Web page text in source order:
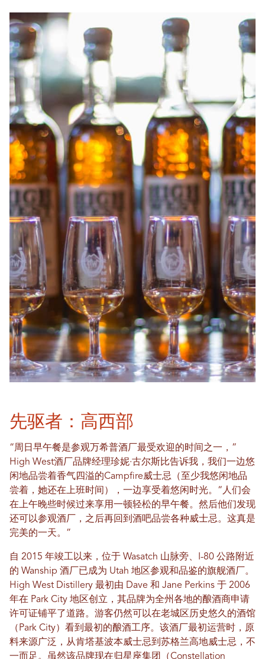
先驱者：高西部
“周日早午餐是参观万希普酒厂最受欢迎的时间之一，”
High West酒厂品牌经理珍妮·古尔斯比告诉我，我们一边悠
闲地品尝着香气四溢的Campfire威士忌（至少我悠闲地品
尝着，她还在上班时间），一边享受着悠闲时光。“人们会
在上午晚些时候过来享用一顿轻松的早午餐。然后他们发现
还可以参观酒厂，之后再回到酒吧品尝各种威士忌。这真是
完美的一天。”
自 2015 年竣工以来，位于 Wasatch 山脉旁、I-80 公路附近
的 Wanship 酒厂已成为 Utah 地区参观和品鉴的旗舰酒厂。
High West Distillery 最初由 Dave 和 Jane Perkins 于 2006
年在 Park City 地区创立，其品牌为全州各地的酿酒商申请
许可证铺平了道路。游客仍然可以在老城区历史悠久的酒馆
（Park City）看到最初的酿酒工序。该酒厂最初运营时，原
料来源广泛，从肯塔基波本威士忌到苏格兰高地威士忌，不
一而足。虽然该品牌现在归星座集团（Constellation